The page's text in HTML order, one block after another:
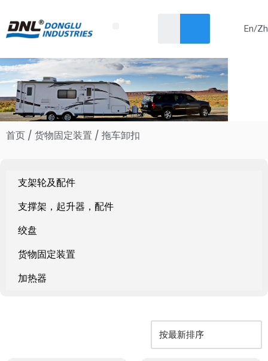
Skip
content
En/Zh
首页 / 货物固定装置 / 拖车卸扣
支架轮及配件
支撑架，起升器，配件
绞盘
货物固定装置
加热器